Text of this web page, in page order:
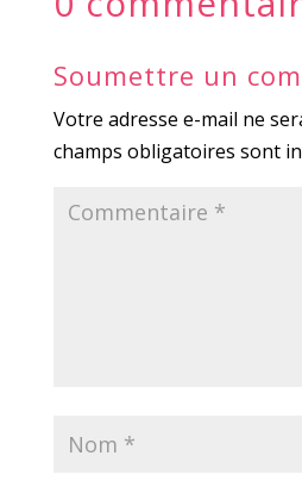
Soumettre un
Votre adresse e-mail ne
champs obligatoires sont